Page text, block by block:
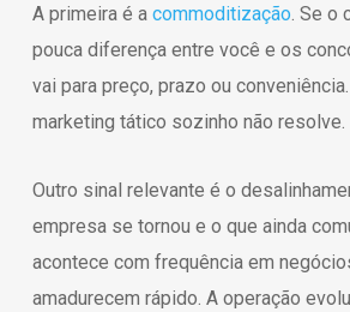
A primeira é a commoditização. Se o
pouca diferença entre você e os
vai para preço, prazo ou
marketing tático sozinho não resolve.
Outro sinal relevante é o
empresa se tornou e o que ainda
acontece com frequência em
amadurecem rápido. A operação